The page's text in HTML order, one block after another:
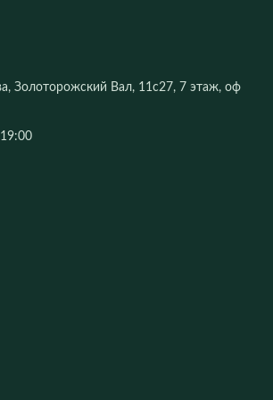
Золоторожский Вал, 11с27, 7 этаж, оф